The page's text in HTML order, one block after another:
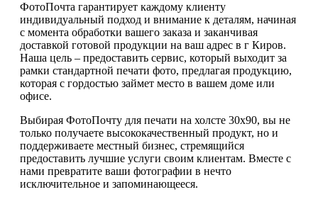
ФотоПочта гарантирует каждому клиенту
индивидуальный подход и внимание к деталям, начиная
с момента обработки вашего заказа и заканчивая
доставкой готовой продукции на ваш адрес в г Киров.
Наша цель – предоставить сервис, который выходит за
рамки стандартной печати фото, предлагая продукцию,
которая с гордостью займет место в вашем доме или
офисе.
Выбирая ФотоПочту для печати на холсте 30х90, вы не
только получаете высококачественный продукт, но и
поддерживаете местный бизнес, стремящийся
предоставить лучшие услуги своим клиентам. Вместе с
нами превратите ваши фотографии в нечто
исключительное и запоминающееся.